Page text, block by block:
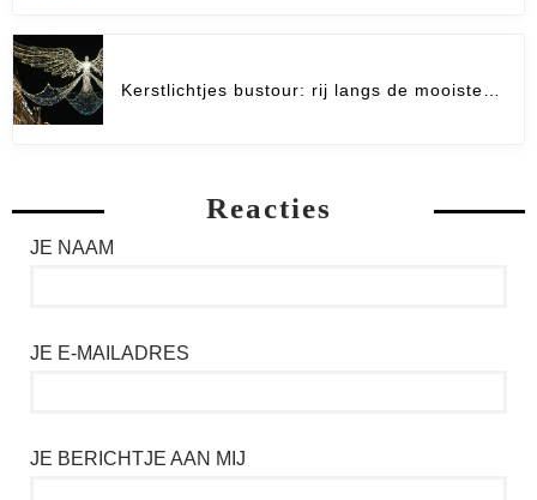
Kerstlichtjes bustour: rij langs de mooiste…
Reacties
JE NAAM
JE E-MAILADRES
JE BERICHTJE AAN MIJ